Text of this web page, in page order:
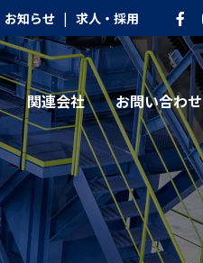
お知らせ | 求人・採用
関連会社 お問い合わせ